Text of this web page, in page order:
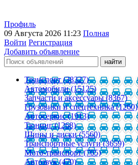
Профиль
09 Августа 2026 11:23 Полная
Войти Регистрация
Добавить объявление
Транспорт (38327)
Автомобили (15125)
Запчасти и аксессуары (8367)
Грузовики и спецтехника (1260)
Автосервис (1913)
Тюнинг (1268)
Шины и диски (5560)
Транспортные услуги (3659)
Мото-транспорт (705)
Автозвук (470)